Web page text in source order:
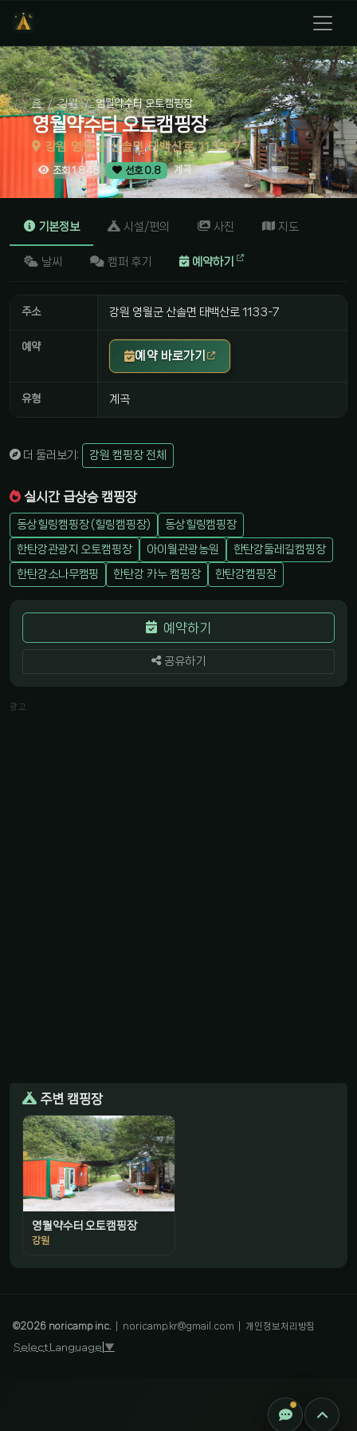
홈 강원 영월약수터 오토캠핑장
영월약수터 오토캠핑장
강원 영월군 산솔면 태백산로 1133-7
조회 1,848 선호 0.8 계곡
기본정보 시설/편의 사진 지도
날씨 캠퍼 후기 예약하기
주소 강원 영월군 산솔면 태백산로 1133-7
예약
예약 바로가기
유형 계곡
더 둘러보기: 강원 캠핑장 전체
실시간 급상승 캠핑장
동상힐링캠핑장 (힐링캠핑장)
동상힐링캠핑장
한탄강관광지 오토캠핑장
아이월관광농원
한탄강둘레길캠핑장
한탄강소나무캠핑
한탄강 카누 캠핑장 한탄강캠핑장
예약하기
공유하기
광고
주변 캠핑장
영월약수터 오토캠핑장
강원
©2026noricamp inc. noricamp.kr@gmail.com 개인정보처리방침
Select Language ▼